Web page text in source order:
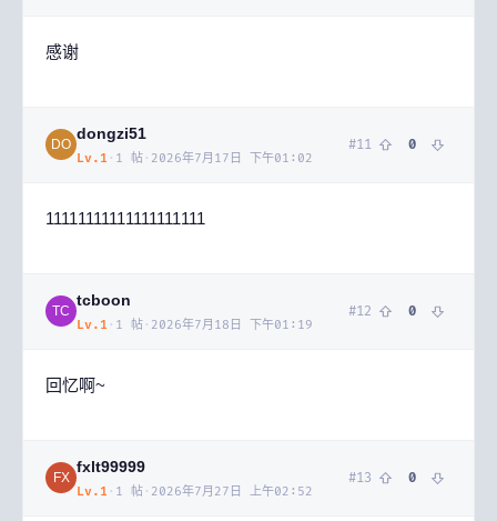
感谢
DO
dongzi51
Lv. 1 · 1 帖 · 2026年7月17日 下午01:02
#11 0
11111111111111111111
TC
tcboon
Lv. 1 · 1 帖 · 2026年7月18日 下午01:19
#12 0
回忆啊~
FX
fxlt99999
Lv. 1 · 1 帖 · 2026年7月27日 上午02:52
#13 0